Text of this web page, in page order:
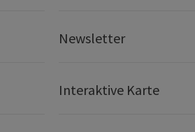
Newsletter
Interaktive Karte